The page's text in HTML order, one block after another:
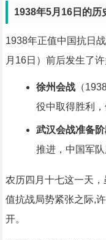
1938年5月16日的历
1938年正值中国抗日
月16日）前后发生了许
徐州会战（
役中取得胜利
武汉会战准备
推进，中国军队
农历四月十七这一天
值抗战局势紧张之际,
开。